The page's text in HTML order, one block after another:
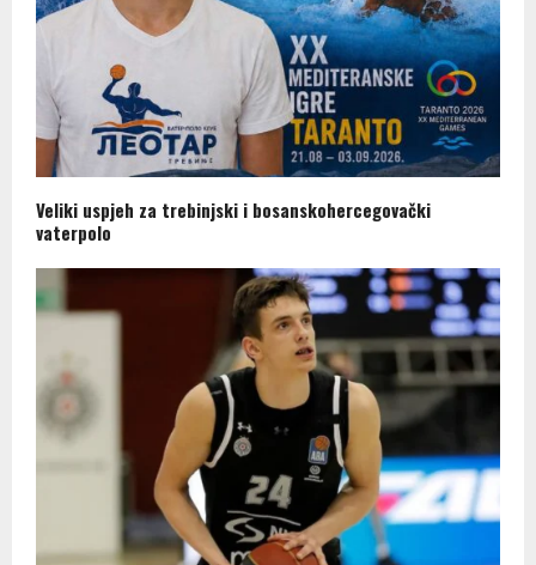
Veliki uspjeh za trebinjski i bosanskohercegovački
vaterpolo